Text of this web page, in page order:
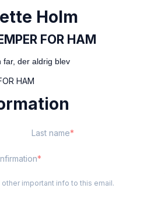
Holm
FOR HAM
der aldrig blev
HAM
Last name
important info to this email.